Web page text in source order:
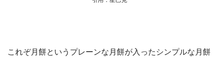
これぞ月餅というプレーンな月餅が入ったシンプルな月餅